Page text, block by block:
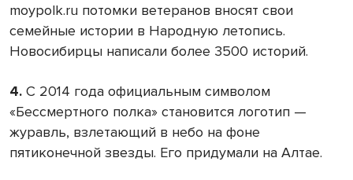
moypolk.ru потомки ветеранов вносят свои
семейные истории в Народную летопись.
Новосибирцы написали более 3500 историй.
4. С 2014 года официальным символом
«Бессмертного полка» становится логотип —
журавль, взлетающий в небо на фоне
пятиконечной звезды. Его придумали на Алтае.